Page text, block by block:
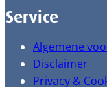
Service
Algemene
Disclaimer
Privacy &